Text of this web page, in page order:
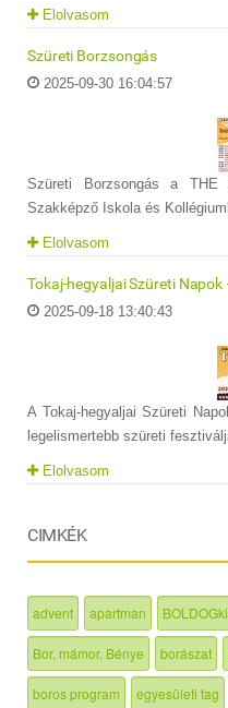
Elolvasom
Szüreti Borzsongás
2025-09-30 16:04:57
Szüreti Borzsongás a THE
Szakképző Iskola és
Elolvasom
Tokaj-hegyaljai Szüreti
2025-09-18 13:40:43
A Tokaj-hegyaljai Szüreti
legelismertebb szüreti
Elolvasom
CIMKÉK
advent apartman
Bor, mámor, Bénye borászat
boros program egyesületi tag